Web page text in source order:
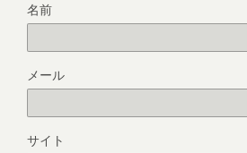
名前
メール
サイト